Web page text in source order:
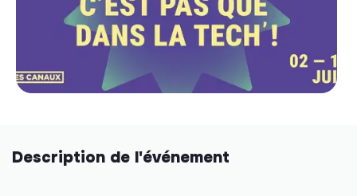
Description de l'événement